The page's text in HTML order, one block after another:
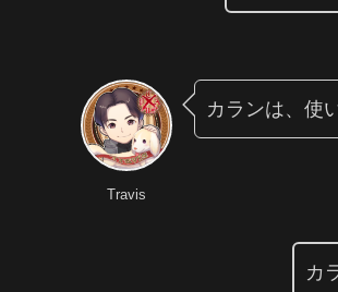
Travis
カランは、使
カ